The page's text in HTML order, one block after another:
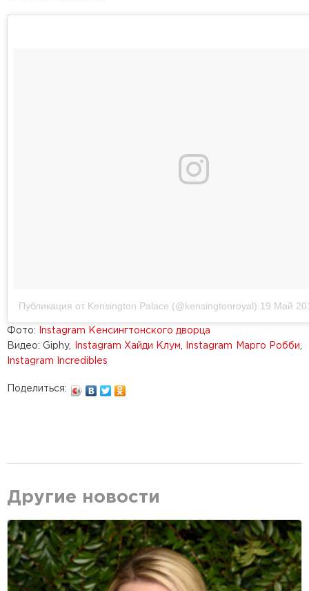
Публикация от Kensington Palace (@kensingtonroyal) 19 Май
Фото:
Instagram Кенсингтонского дворца
Видео: Giphy,
Instagram Хайди Клум Instagram Марго Робби
Instagram Incredibles
Поделиться:
Другие новости